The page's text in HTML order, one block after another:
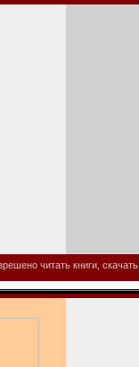
читать книги,